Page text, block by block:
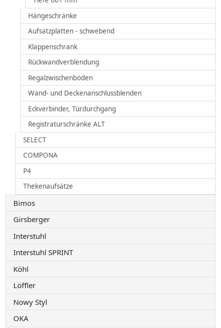
Hängeschränke
Aufsatzplatten - schwebend
Klappenschrank
Rückwandverblendung
Regalzwischenböden
Wand- und Deckenanschlussblenden
Eckverbinder, Türdurchgang
Registraturschränke ALT
SELECT
COMPONA
P4
Thekenaufsätze
Bimos
Girsberger
Interstuhl
Interstuhl SPRINT
Köhl
Löffler
Nowy Styl
OKA